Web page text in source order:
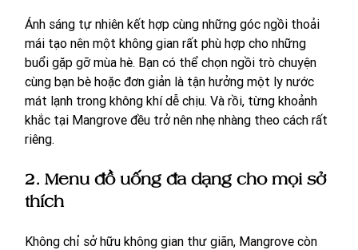
Ánh sáng tự nhiên kết hợp cùng những góc ngồi thoải
mái tạo nên một không gian rất phù hợp cho những
buổi gặp gỡ mùa hè. Bạn có thể chọn ngồi trò chuyện
cùng bạn bè hoặc đơn giản là tận hưởng một ly nước
mát lạnh trong không khí dễ chịu. Và rồi, từng khoảnh
khắc tại Mangrove đều trở nên nhẹ nhàng theo cách rất
riêng.
2. Menu đồ uống đa dạng cho mọi sở
thích
Không chỉ sở hữu không gian thư giãn, Mangrove còn